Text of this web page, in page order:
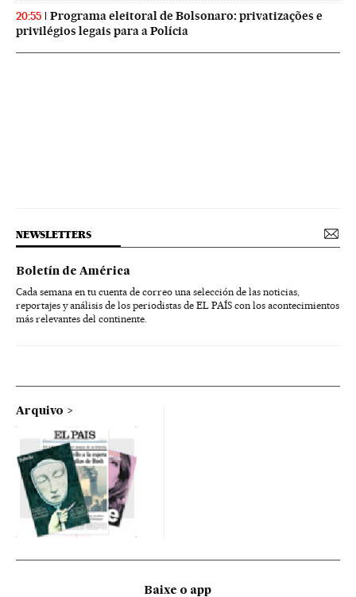
20:55
Programa eleitoral de Bolsonaro: privatizações e
privilégios legais para a Polícia
NEWSLETTERS
Boletín de América
Cada semana en tu cuenta de correo una selección de las noticias,
reportajes y análisis de los periodistas de EL PAÍS con los acontecimientos
más relevantes del continente.
Arquivo
Baixe o app